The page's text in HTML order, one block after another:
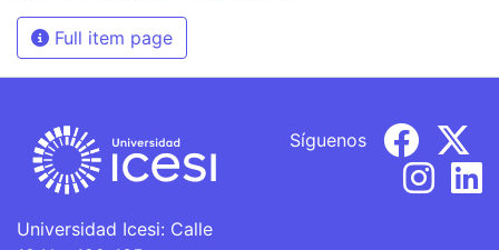
Full item page
Universidad Icesi: Calle
Síguenos